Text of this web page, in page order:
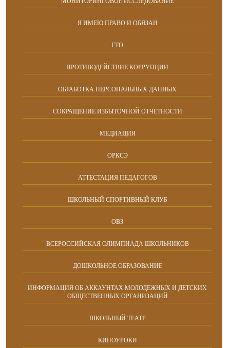
Я ИМЕЮ ПРАВО И ОБЯЗАН
ГТО
ПРОТИВОДЕЙСТВИЕ КОРРУПЦИИ
ОБРАБОТКА ПЕРСОНАЛЬНЫХ ДАННЫХ
СОКРАЩЕНИЕ ИЗБЫТОЧНОЙ ОТЧЁТНОСТИ
МЕДИАЦИЯ
ОРКСЭ
АТТЕСТАЦИЯ ПЕДАГОГОВ
ШКОЛЬНЫЙ СПОРТИВНЫЙ КЛУБ
ОВЗ
ВСЕРОССИЙСКАЯ ОЛИМПИАДА ШКОЛЬНИКОВ
ДОШКОЛЬНОЕ ОБРАЗОВАНИЕ
ИНФОРМАЦИЯ ОБ АККАУНТАХ МОЛОДЕЖНЫХ И ДЕТСКИХ
ОБЩЕСТВЕННЫХ ОРГАНИЗАЦИЙ
ШКОЛЬНЫЙ ТЕАТР
КИНОУРОКИ